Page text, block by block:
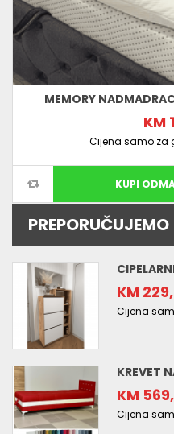
MEMORY
KM
Cijena samo za
KUPI
PREPORUČUJEMO
KM
Cijena
KREVET
KM
Cijena